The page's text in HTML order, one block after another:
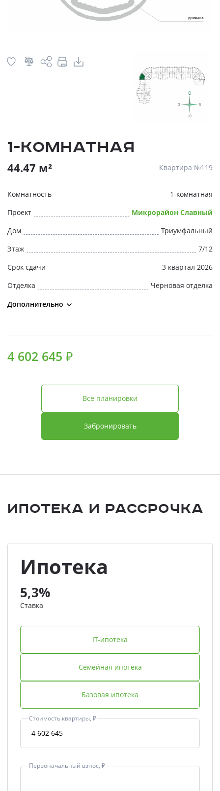
1-комнатная
44.47 м² Квартира №119
Комнатность
1-комнатная
Проект
Микрорайон Славный
Дом
Триумфальный
Этаж
7/12
Срок сдачи
3 квартал 2026
Отделка
Черновая отделка
Дополнительно
4 602 645 ₽
Забронировать
Все планировки
Ипотека и Рассрочка
Ипотека
5,3%
Ставка
IT-ипотека
Семейная ипотека
Базовая ипотека
Стоимость квартиры, ₽
Первоначальный взнос, ₽